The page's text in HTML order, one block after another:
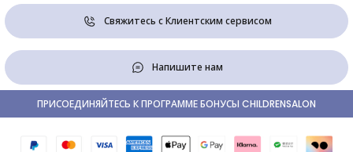
Свяжитесь с Клиентским сервисом
Напишите нам
ПРИСОЕДИНЯЙТЕСЬ К ПРОГРАММЕ БОНУСЫ CHILDRENSALON